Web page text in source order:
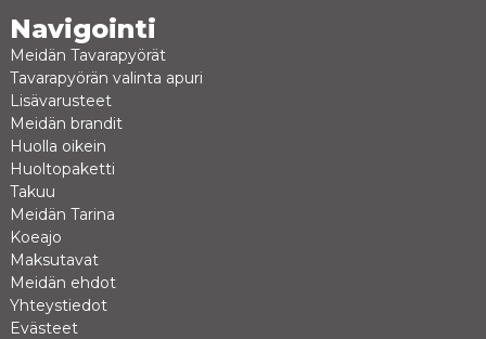
Navigointi
Meidän Tavarapyörät
Tavarapyörän valinta apuri
Lisävarusteet
Meidän brandit
Huolla oikein
Huoltopaketti
Takuu
Meidän Tarina
Koeajo
Maksutavat
Meidän ehdot
Yhteystiedot
Evästeet